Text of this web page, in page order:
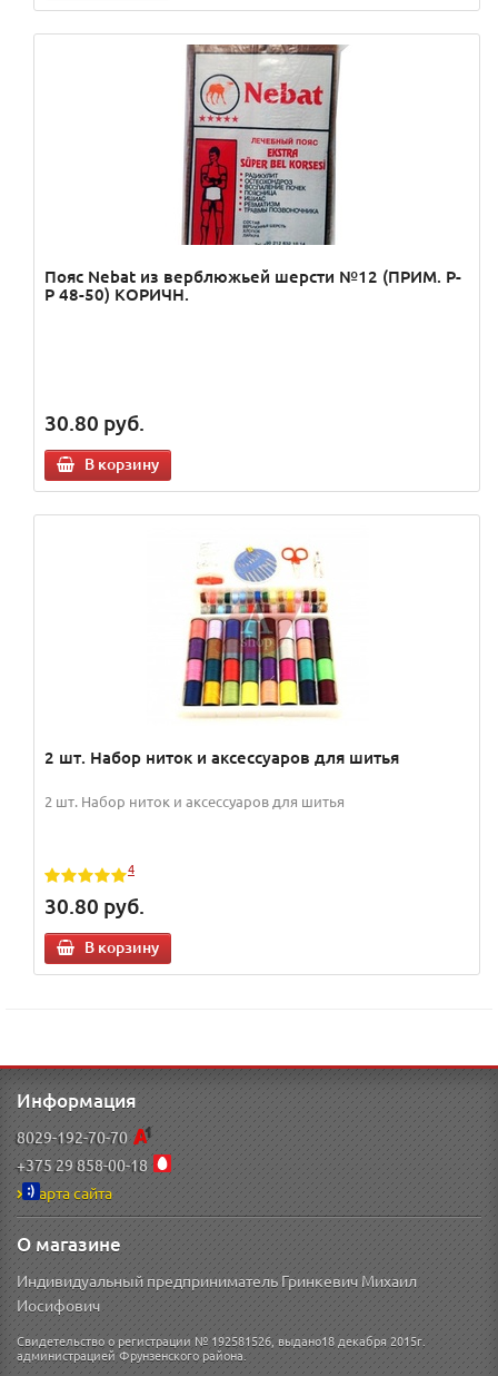
Пояс Nebat из верблюжьей шерсти №12 (ПРИМ. Р-
Р 48-50) КОРИЧН.
30.80 руб.
В корзину
2 шт. Набор ниток и аксессуаров для шитья
2 шт. Набор ниток и аксессуаров для шитья
4
30.80 руб.
В корзину
Информация
8029-192-70-70
+375 29 858-00-18
Карта сайта
О магазине
Индивидуальный предприниматель Гринкевич Михаил
Иосифович
Свидетельство о регистрации № 192581526, выдано18 декабря 2015г.
администрацией Фрунзенского района.